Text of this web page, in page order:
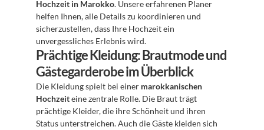
Hochzeit in Marokko. Unsere erfahrenen Planer
helfen Ihnen, alle Details zu koordinieren und
sicherzustellen, dass Ihre Hochzeit ein
unvergessliches Erlebnis wird.
Prächtige Kleidung: Brautmode und
Gästegarderobe im Überblick
Die Kleidung spielt bei einer marokkanischen
Hochzeit eine zentrale Rolle. Die Braut trägt
prächtige Kleider, die ihre Schönheit und ihren
Status unterstreichen. Auch die Gäste kleiden sich